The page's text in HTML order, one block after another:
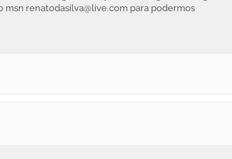
msn renatodasilva@live.com para podermos